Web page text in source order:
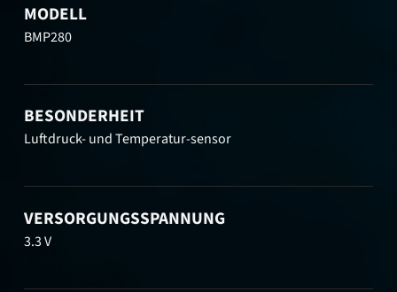
MODELL
BMP280
BESONDERHEIT
Luftdruck- und Temperatur-sensor
VERSORGUNGSSPANNUNG
3.3 V